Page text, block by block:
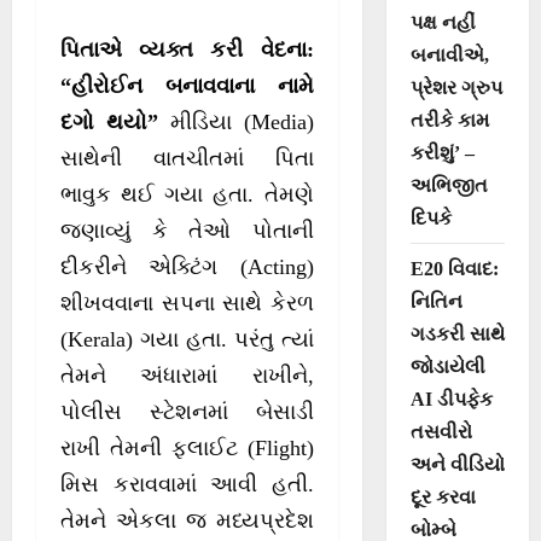
પિતાએ વ્યક્ત કરી વેદના:
“હીરોઈન બનાવવાના નામે
દગો થયો”મીડિયા (Media)
સાથેની વાતચીતમાં પિતા
ભાવુક થઈ ગયા હતા. તેમણે
જણાવ્યું કે તેઓ પોતાની
દીકરીને એક્ટિંગ (Acting)
શીખવવાના સપના સાથે કેરળ
(Kerala) ગયા હતા. પરંતુ ત્યાં
તેમને અંધારામાં રાખીને,
પોલીસ સ્ટેશનમાં બેસાડી
રાખી તેમની ફ્લાઈટ (Flight)
મિસ કરાવવામાં આવી હતી.
તેમને એકલા જ મધ્યપ્રદેશ
પક્ષ નહીં
બનાવીએ,
પ્રેશર ગ્રુપ
તરીકે કામ
કરીશું’ –
અભિજીત
દિપકે
E20 વિવાદ:
નિતિન
ગડકરી સાથે
જોડાયેલી
AI ડીપફેક
તસવીરો
અને વીડિયો
દૂર કરવા
બોમ્બે